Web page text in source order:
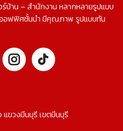
ร์บ้าน – สำนักงาน หลากหลายรูปแบบ
อฟฟิศชั้นนำ มีคุณภาพ รูปแบบทัน
ขวงมีนบุรี เขตมีนบุรี